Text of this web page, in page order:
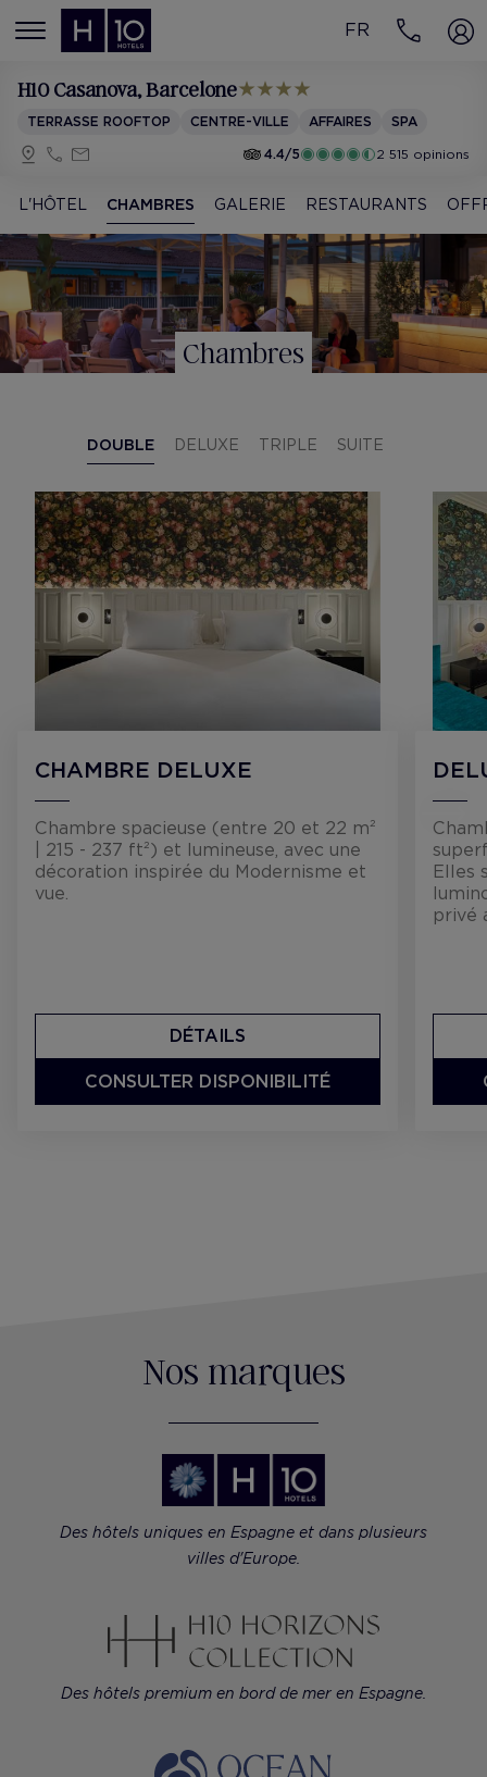
MENÚ
FR
H10 Casanova, Barcelone
TERRASSE ROOFTOP CENTRE-VILLE AFFAIRES
SPA
4.4/5
2 515 opinions
L'HÔTEL CHAMBRES GALERIE RESTAURANTS
Chambres
DOUBLE DELUXE TRIPLE SUITE
CHAMBRE DELUXE
Chambre spacieuse (entre 20 et 22 m²
| 215 - 237 ft²) et lumineuse, avec une
décoration inspirée du Modernisme et
vue.
DÉTAILS
CONSULTER DISPONIBILITÉ
Elles
privé
Nos marques
Des hôtels uniques en Espagne et dans plusieurs
villes d'Europe.
Des hôtels premium en bord de mer en Espagne.